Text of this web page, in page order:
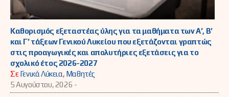
Καθορισμός εξεταστέας ύλης για τα μαθήματα των Α’, Β’
και Γ’ τάξεων Γενικού Λυκείου που εξετάζονται γραπτώς
στις προαγωγικές και απολυτήριες εξετάσεις για το
σχολικό έτος 2026-2027
ΣεΓενικά Λύκεια, Μαθητές
5 Αυγούστου, 2026 -